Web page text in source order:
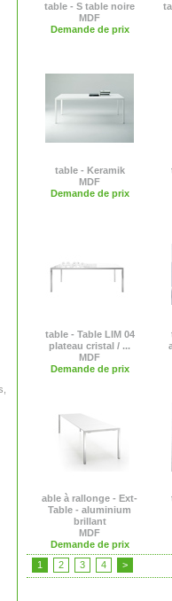
table - S table noire
MDF
Demande de prix
table - Keramik
MDF
Demande de prix
table - Table LIM 04
plateau cristal / ...
MDF
Demande de prix
able à rallonge - Ext-
Table - aluminium
brillant
MDF
Demande de prix
1 2 3 4 >